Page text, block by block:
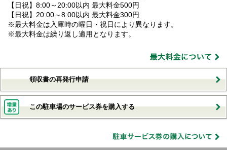
【日祝】8:00～20:00以内 最大料金500円
【日祝】20:00～8:00以内 最大料金300円
※最大料金は入庫時の曜日・祝日により異なります。
※最大料金は繰り返し適用となります。
領収書の再発行申請
この駐車場のサービス券を購入する